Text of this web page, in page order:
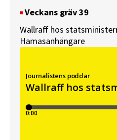
Veckans gräv 39
Wallraff hos
Hamasanhängare